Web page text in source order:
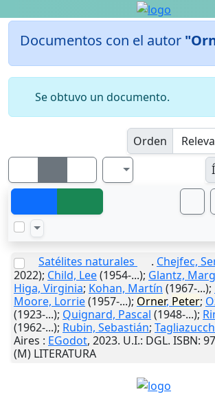
Documentos con el autor
Se obtuvo un documento.
Orden
Satélites naturales . Chejfec,
2022); Child, Lee(1954-...); Glantz,
Higa, Virginia; Kohan, Martín (1967-...);
Moore, Lorrie(1957-...); Orner, Peter;
(1923-...); Quignard, Pascal (1948-...);
(1962-...); Rubin, Sebastián;
Aires : EGodot, 2023. U.I.: DGL. ISBN:
(M) LITERATURA